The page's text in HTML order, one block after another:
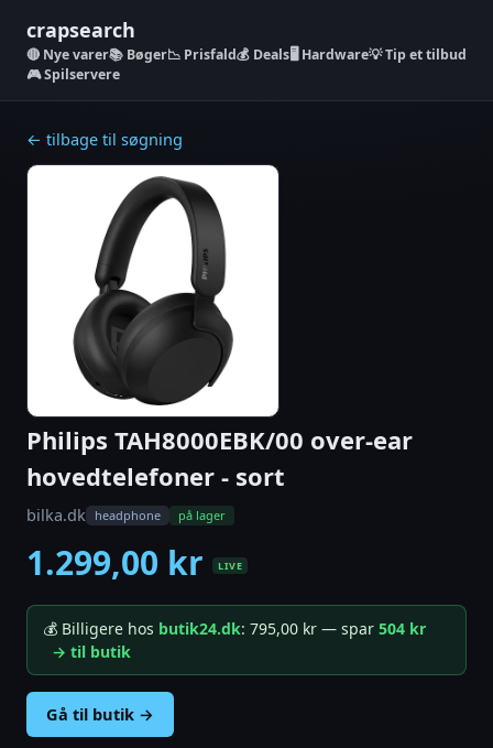
crapsearch
Nye varer📚 Bøger📉 Prisfald💰 Deals🖥️ Hardware💡 Tip et tilbud
🎮 Spilservere
← tilbage til søgning
Philips TAH8000EBK/00 over-ear
hovedtelefoner - sort
bilka.dk headphone på lager
1.299,00 kr LIVE
💰 Billigere hos butik24.dk: 795,00 kr — spar 504 kr
→ til butik
Gå til butik →